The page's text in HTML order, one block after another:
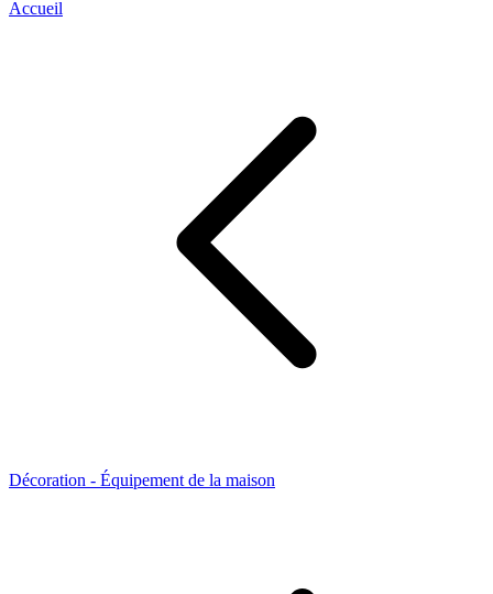
Accueil
Décoration - Équipement de la maison